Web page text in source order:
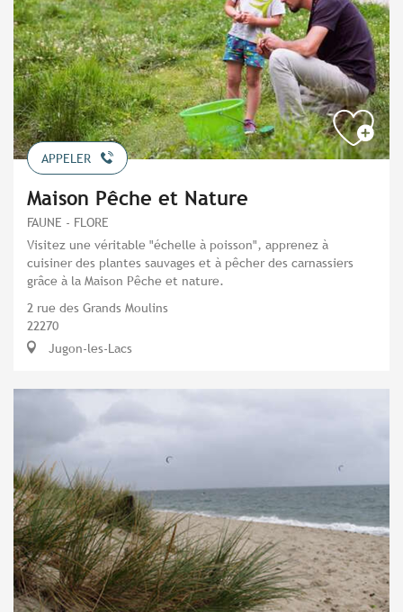
APPELER
Maison Pêche et Nature
FAUNE - FLORE
Visitez une véritable "échelle à poisson", apprenez à
cuisiner des plantes sauvages et à pêcher des carnassiers
grâce à la Maison Pêche et nature.
2 rue des Grands Moulins
22270
Jugon-les-Lacs